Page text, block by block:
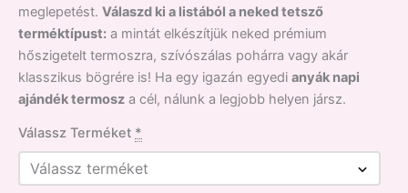
meglepetést. Válaszd ki a listából a neked tetsző
terméktípust: a mintát elkészítjük neked prémium
hőszigetelt termoszra, szívószálas pohárra vagy akár
klasszikus bögrére is! Ha egy igazán egyedi anyák napi
ajándék termosz a cél, nálunk a legjobb helyen jársz.
Válassz Terméket *